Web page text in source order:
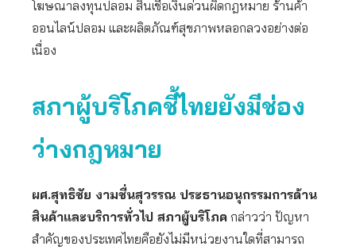
โฆษณาลงทุนปลอม สินเชื่อเงินด่วนผิดกฎหมาย ร้านค้า
ออนไลน์ปลอม และผลิตภัณฑ์สุขภาพหลอกลวงอย่างต่อ
เนื่อง
สภาผู้บริโภคชี้ไทยยังมีช่อง
ว่างกฎหมาย
ผศ.สุทธิชัย งามชื่นสุวรรณ ประธานอนุกรรมการด้าน
สินค้าและบริการทั่วไป สภาผู้บริโภค กล่าวว่า ปัญหา
สำคัญของประเทศไทยคือยังไม่มีหน่วยงานใดที่สามารถ